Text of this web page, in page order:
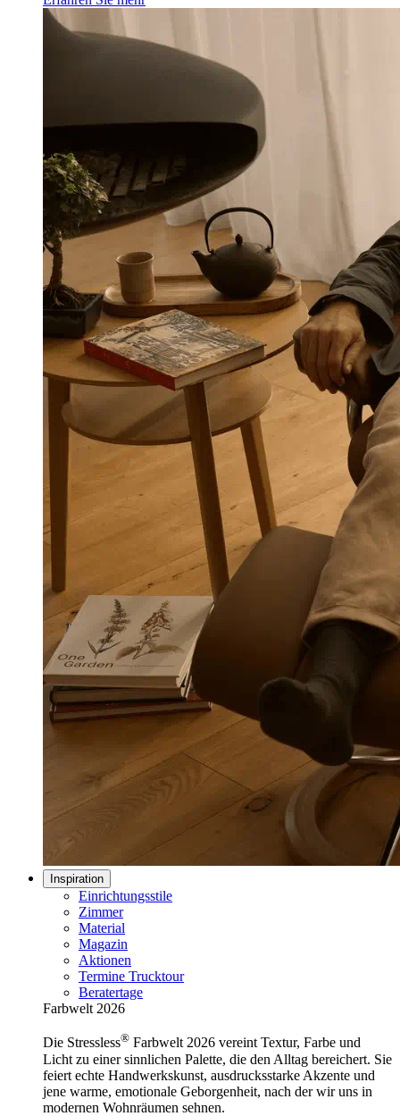
Inspiration
Einrichtungsstile
Zimmer
Material
Magazin
Aktionen
Termine Trucktour
Beratertage
Farbwelt 2026
Die Stressless® Farbwelt 2026 vereint Textur, Farbe und
Licht zu einer sinnlichen Palette, die den Alltag bereichert. Sie
feiert echte Handwerkskunst, ausdrucksstarke Akzente und
jene warme, emotionale Geborgenheit, nach der wir uns in
modernen Wohnräumen sehnen.